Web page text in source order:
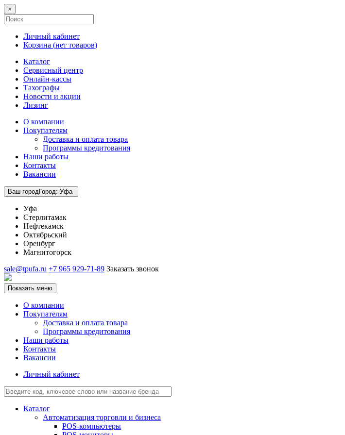
×
Личный кабинет
Корзина (нет товаров)
Каталог
Сервисный центр
Онлайн-кассы
Тахографы
Новости и акции
Лизинг
О компании
Покупателям
Доставка и оплата товара
Программы кредитования
Наши работы
Контакты
Вакансии
Ваш городГород: Уфа
Уфа
Стерлитамак
Нефтекамск
Октябрьский
Оренбург
Магнитогорск
sale@tpufa.ru +7 965 929-71-89 Заказать звонок
Показать меню
О компании
Покупателям
Доставка и оплата товара
Программы кредитования
Наши работы
Контакты
Вакансии
Личный кабинет
Каталог
Автоматизация торговли и бизнеса
POS-компьютеры